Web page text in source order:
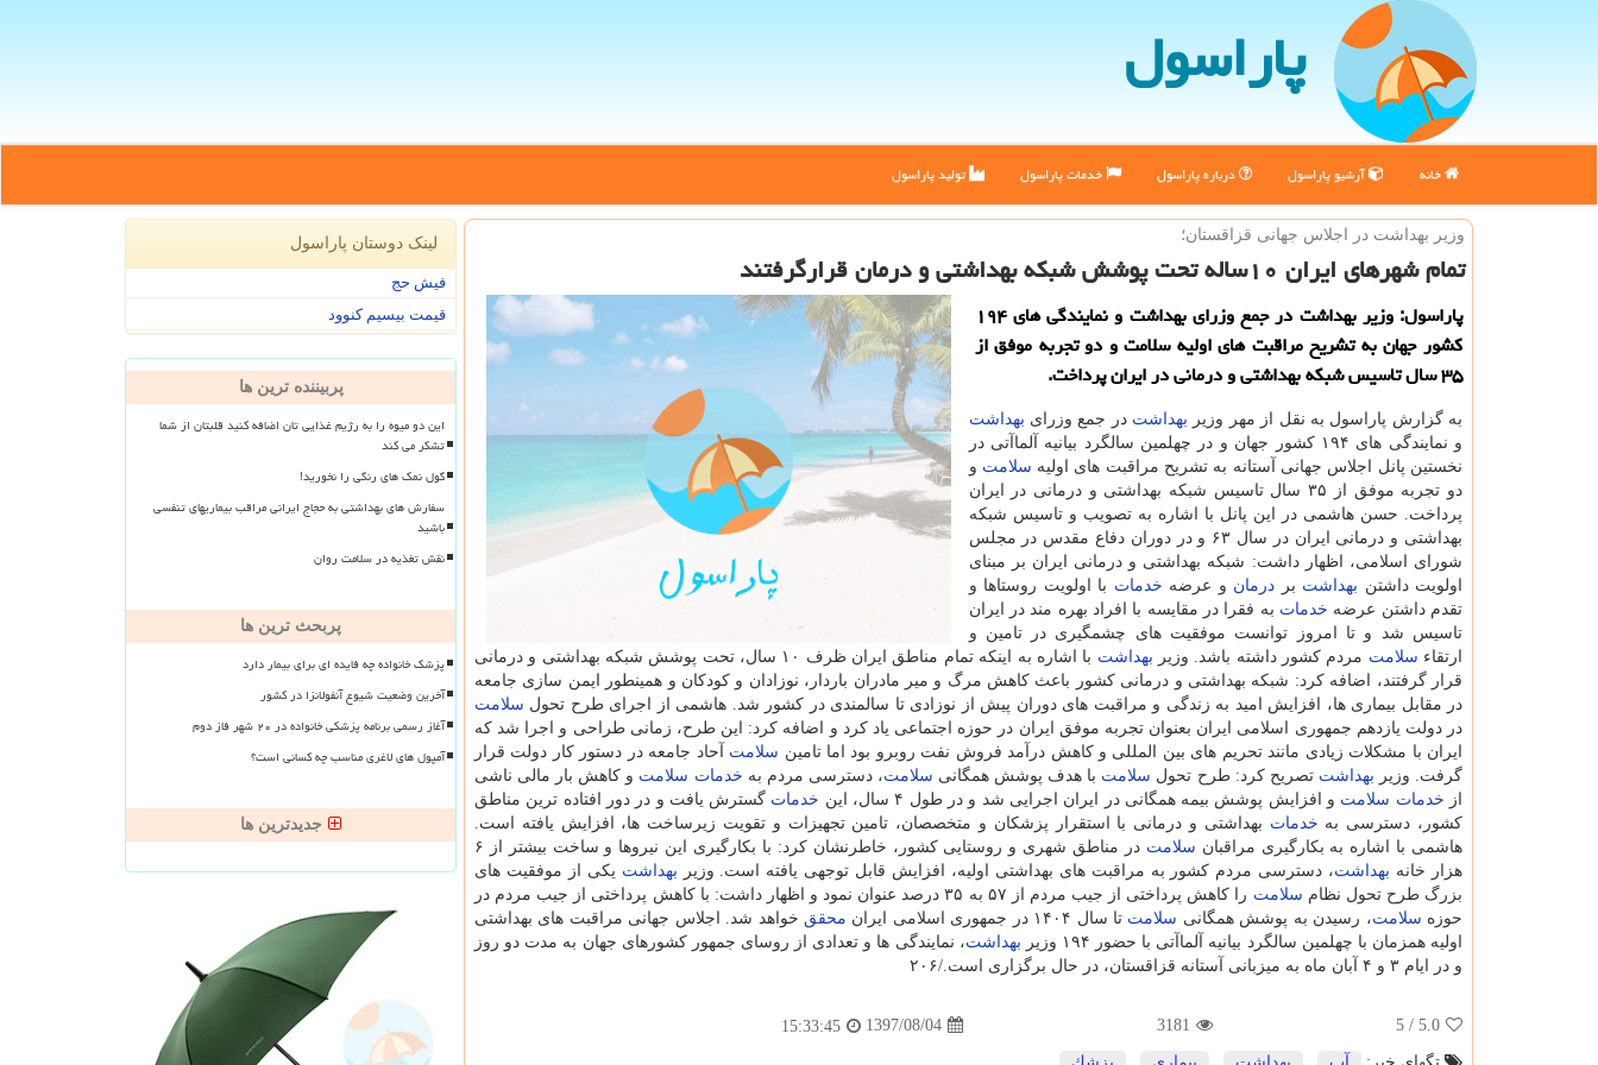
پاراسول
خانه آرشیو پاراسول درباره پاراسول خدمات پاراسول تولید پاراسول
وزیر بهداشت در اجلاس جهانی قزاقستان؛
تمام شهرهای ایران ۱۰ساله تحت پوشش شبكه بهداشتی و درمان قرارگرفتند
پاراسول: وزیر بهداشت در جمع وزرای بهداشت و نمایندگی های ۱۹۴
كشور جهان به تشریح مراقبت های اولیه سلامت و دو تجربه موفق از
۳۵ سال تاسیس شبكه بهداشتی و درمانی در ایران پرداخت.
به گزارش پاراسول به نقل از مهر وزیر بهداشت در جمع وزرای بهداشت
و نمایندگی های ۱۹۴ كشور جهان و در چهلمین سالگرد بیانیه آلماآتی در
نخستین پانل اجلاس جهانی آستانه به تشریح مراقبت های اولیه سلامت و
دو تجربه موفق از ۳۵ سال تاسیس شبكه بهداشتی و درمانی در ایران
پرداخت. حسن هاشمی در این پانل با اشاره به تصویب و تاسیس شبكه
بهداشتی و درمانی ایران در سال ۶۳ و در دوران دفاع مقدس در مجلس
شورای اسلامی، اظهار داشت: شبكه بهداشتی و درمانی ایران بر مبنای
اولویت داشتن بهداشت بر درمان و عرضه خدمات با اولویت روستاها و
تقدم داشتن عرضه خدمات به فقرا در مقایسه با افراد بهره مند در ایران
تاسیس شد و تا امروز توانست موفقیت های چشمگیری در تامین و
ارتقاء سلامت مردم كشور داشته باشد. وزیر بهداشت
با اشاره به اینكه تمام مناطق ایران ظرف ۱۰ سال، تحت پوشش شبكه بهداشتی و درمانی
قرار گرفتند، اضافه كرد: شبكه بهداشتی و درمانی كشور باعث كاهش مرگ و میر مادران باردار، نوزادان و كودكان و همینطور ایمن سازی جامعه
در مقابل بیماری ها، افزایش امید به زندگی و مراقبت های دوران پیش از نوزادی تا سالمندی در كشور شد. هاشمی از اجرای طرح تحول سلامت
در دولت یازدهم جمهوری اسلامی ایران بعنوان تجربه موفق ایران در حوزه اجتماعی یاد كرد و اضافه كرد: این طرح، زمانی طراحی و اجرا شد كه
ایران با مشكلات زیادی مانند تحریم های بین المللی و كاهش درآمد فروش نفت روبرو بود اما تامین سلامت آحاد جامعه در دستور كار دولت قرار
گرفت. وزیر بهداشت تصریح كرد: طرح تحول سلامت با هدف پوشش همگانی سلامت، دسترسی مردم به خدمات سلامت و كاهش بار مالی ناشی
از خدمات سلامت و افزایش پوشش بیمه همگانی در ایران اجرایی شد و در طول ۴ سال، این خدمات گسترش یافت و در دور افتاده ترین مناطق
كشور، دسترسی به خدمات بهداشتی و درمانی با استقرار پزشكان و متخصصان، تامین تجهیزات و تقویت زیرساخت ها، افزایش یافته است.
هاشمی با اشاره به بكارگیری مراقبان سلامت
در مناطق شهری و روستایی كشور، خاطرنشان كرد: با بكارگیری این نیروها و ساخت بیشتر از ۶
هزار خانه بهداشت، دسترسی مردم كشور به مراقبت های بهداشتی اولیه، افزایش قابل توجهی یافته است. وزیر بهداشت یكی از موفقیت های
بزرگ طرح تحول نظام سلامت
را كاهش پرداختی از جیب مردم از ۵۷ به ۳۵ درصد عنوان نمود و اظهار داشت: با كاهش پرداختی از جیب مردم در
حوزه سلامت، رسیدن به پوشش همگانی سلامت تا سال ۱۴۰۴ در جمهوری اسلامی ایران محقق خواهد شد. اجلاس جهانی مراقبت های بهداشتی
اولیه همزمان با چهلمین سالگرد بیانیه آلماآتی با حضور ۱۹۴ وزیر
بهداشت، نمایندگی ها و تعدادی از روسای جمهور كشورهای جهان به مدت دو روز
و در ایام ۳ و ۴ آبان ماه به میزبانی آستانه قزاقستان، در حال برگزاری است./۲۰۶
5.0
/ 5
3181
1397/08/04
15:33:45
لینک دوستان پاراسول
فیش حج
قیمت بیسیم کنوود
پربیننده ترین ها
این دو میوه را به رژیم غذایی تان اضافه کنید قلبتان از شما
تشکر می کند
گول نمک های رنگی را نخورید!
سفارش های بهداشتی به حجاج ایرانی مراقب بیماریهای تنفسی
باشید
نقش تغذیه در سلامت روان
پربحث ترین ها
پزشک خانواده چه فایده ای برای بیمار دارد
آخرین وضعیت شیوع آنفولانزا در کشور
آغاز رسمی برنامه پزشکی خانواده در ۲۰ شهر فاز دوم
آمپول های لاغری مناسب چه کسانی است؟
جدیدترین ها